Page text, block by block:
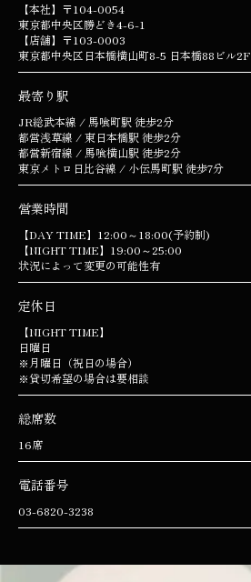
【本社】〒104-0054
東京都中央区勝どき4-6-1
【店舗】〒103-0003
東京都中央区日本橋横山町8-5 日本橋88ビル2F
最寄り駅
JR総武本線 / 馬喰町駅 徒歩2分
都営浅草線 / 東日本橋駅 徒歩2分
都営新宿線 / 馬喰横山駅 徒歩2分
東京メトロ日比谷線 / 小伝馬町駅 徒歩7分
営業時間
【DAY TIME】12:00～18:00(予約制)
【NIGHT TIME】19:00～25:00
状況によって変更の可能性有
定休日
【NIGHT TIME】
日曜日
※月曜日（祝日の場合）
※貸切希望の場合は要相談
総席数
16席
電話番号
03-6820-3238